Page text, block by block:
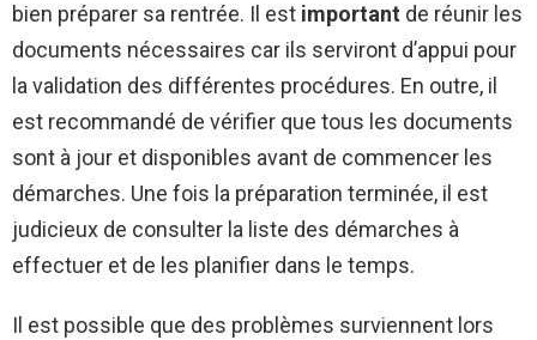
bien préparer sa rentrée. Il est important de réunir les
documents nécessaires car ils serviront d’appui pour
la validation des différentes procédures. En outre, il
est recommandé de vérifier que tous les documents
sont à jour et disponibles avant de commencer les
démarches. Une fois la préparation terminée, il est
judicieux de consulter la liste des démarches à
effectuer et de les planifier dans le temps.
Il est possible que des problèmes surviennent lors